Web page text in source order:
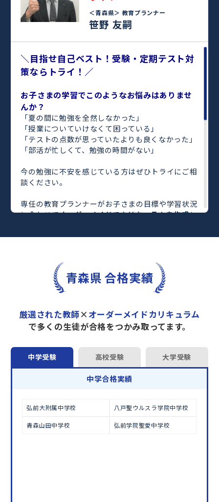
＜青森県＞ 教育プランナー
笹野 友嗣
＼目指せ自己ベスト！受験・定期テスト対
策ならトライ！／
お子さまの学習でこのようなお悩みはありませ
んか？
「夏の間に勉強を全然しなかった」
「授業についていけなくて困っている」
「テストの点数が思っていたよりも良くなかった」
「部活が忙しくて、勉強の時間がない」
今の勉強に不安を感じている方はぜひトライにご相
談ください。
専任の教育プランナーがお子さまの目標や学習状況
に合わせてオーダーメイドでカリキュラムを作成し
完全マンツーマンで自分に合った教師がわかるまで
さらに、単元別の学習の理解度がわかる「AI学習診
や授業内容や授業以外の勉強をナビゲートする
「DAILY TRY」
など、豊富な学習コンテンツが
トライで一緒に“自己最高得点”を目指しません
か？
オンラインでの学習面談も承っております。
学習相談のお申し込みはこちら
青森県 合格実績
厳選された教師× オーダーメイドカリキュラム
で多くの生徒が合格をつかみ取ってます。
中学受験 高校受験 大学受験
中学合格実績
弘前大附属中学校 八戸聖ウルスラ学院中学校
青森山田中学校 弘前学院聖愛中学校